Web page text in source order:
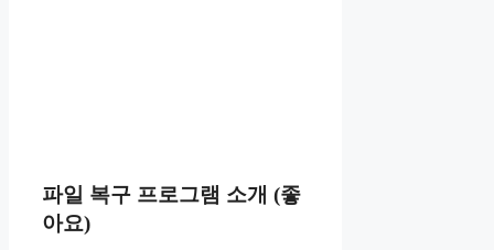
파일 복구 프로그램 소개 (좋
아요)